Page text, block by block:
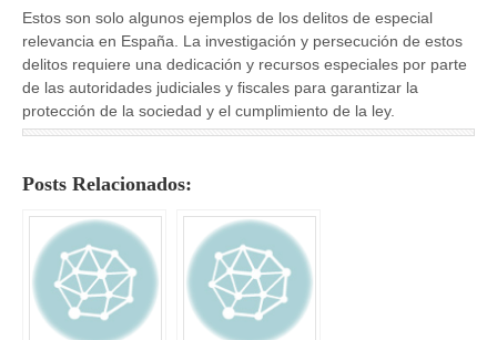
Estos son solo algunos ejemplos de los delitos de especial
relevancia en España. La investigación y persecución de estos
delitos requiere una dedicación y recursos especiales por parte
de las autoridades judiciales y fiscales para garantizar la
protección de la sociedad y el cumplimiento de la ley.
Posts Relacionados: